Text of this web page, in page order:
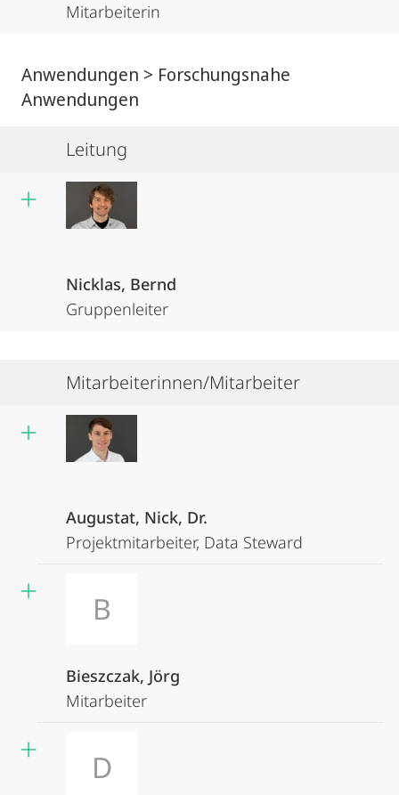
Mitarbeiterin
Anwendungen > Forschungsnahe
Anwendungen
Leitung
Nicklas, Bernd
Gruppenleiter
Mitarbeiterinnen/Mitarbeiter
Augustat, Nick, Dr.
Projektmitarbeiter, Data Steward
B
Bieszczak, Jörg
Mitarbeiter
D